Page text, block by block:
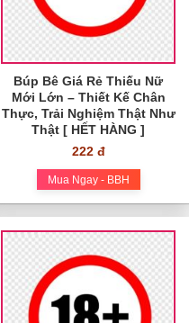
Búp Bê Giá Rẻ Thiếu Nữ
Mới Lớn – Thiết Kế Chân
Thực, Trải Nghiệm Thật Như
Thật [ HẾT HÀNG ]
222 đ
Mua Ngay - BBH